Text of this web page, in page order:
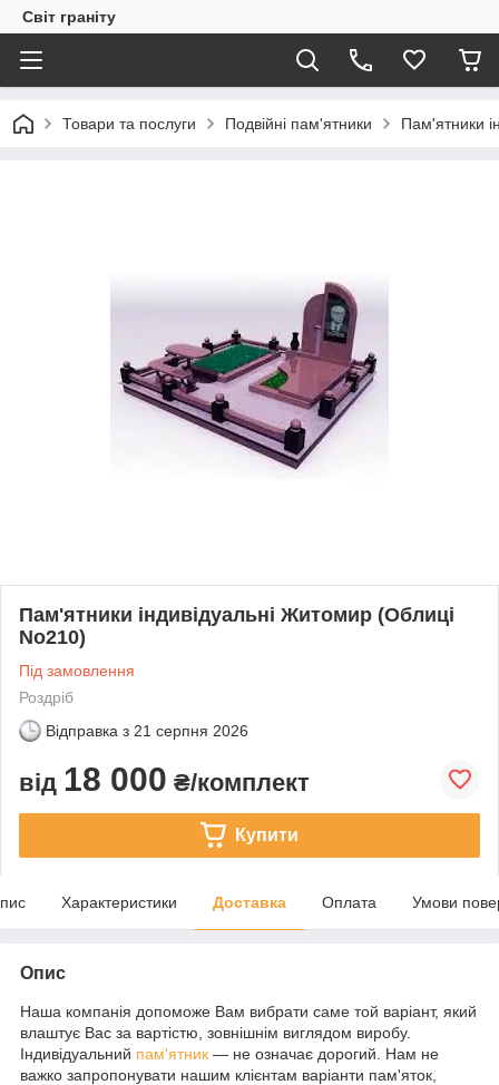
Світ граніту
Товари та послуги Подвійні пам'ятники Пам'ятники
Пам'ятники індивідуальні Житомир (Облиці
No210)
Під замовлення
Роздріб
Відправка з 21 серпня 2026
від 18 000 ₴/комплект
Купити
Характеристики Доставка Оплата Умови
Опис
Наша компанія допоможе Вам вибрати саме той варіант, який
влаштує Вас за вартістю, зовнішнім виглядом виробу.
Індивідуальний пам'ятник — не означає дорогий. Нам не
важко запропонувати нашим клієнтам варіанти пам'яток,